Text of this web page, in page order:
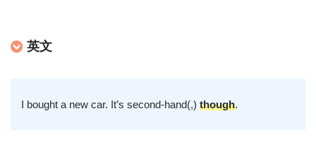
英文
I bought a new car. It’s second-hand(,)though.